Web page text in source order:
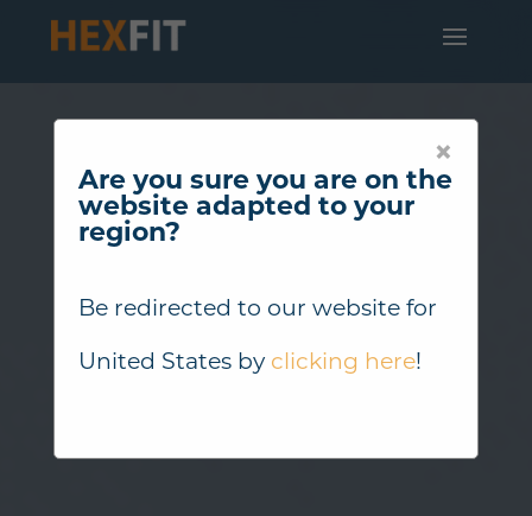
×
Are you sure you are on the
website adapted to your
region?
Be redirected to our website for
United Statesby clicking here!